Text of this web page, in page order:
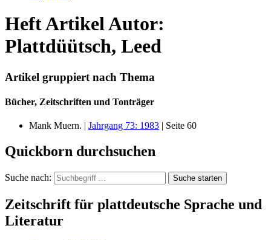
Heft Artikel Autor:
Plattdüütsch, Leed
Artikel gruppiert nach Thema
Bücher, Zeitschriften und Tonträger
Mank Muern. | Jahrgang 73: 1983 | Seite 60
Quickborn durchsuchen
Suche nach: Suche starten
Zeitschrift für plattdeutsche Sprache und
Literatur